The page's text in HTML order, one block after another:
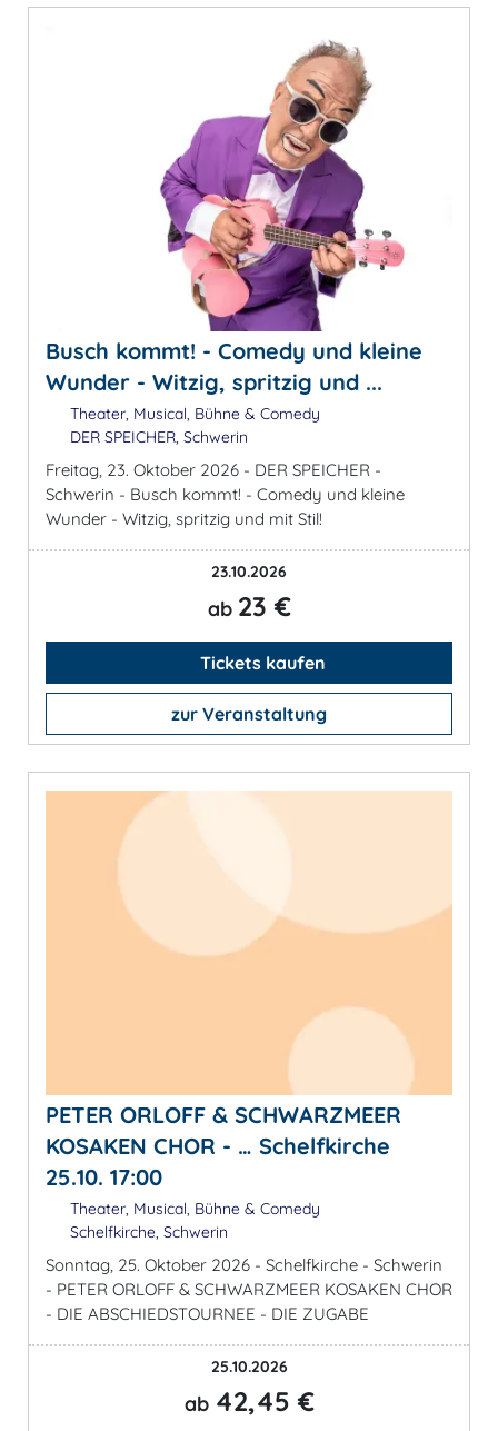
Busch kommt! - Comedy und kleine
Wunder - Witzig, spritzig und ...
Theater, Musical, Bühne & Comedy
DER SPEICHER, Schwerin
Freitag, 23. Oktober 2026 - DER SPEICHER -
Schwerin - Busch kommt! - Comedy und kleine
Wunder - Witzig, spritzig und mit Stil!
23.10.2026
ab 23 €
Tickets kaufen
zur Veranstaltung
PETER ORLOFF & SCHWARZMEER
KOSAKEN CHOR - … Schelfkirche
25.10. 17:00
Theater, Musical, Bühne & Comedy
Schelfkirche, Schwerin
Sonntag, 25. Oktober 2026 - Schelfkirche - Schwerin
- PETER ORLOFF & SCHWARZMEER KOSAKEN CHOR
- DIE ABSCHIEDSTOURNEE - DIE ZUGABE
25.10.2026
ab 42,45 €